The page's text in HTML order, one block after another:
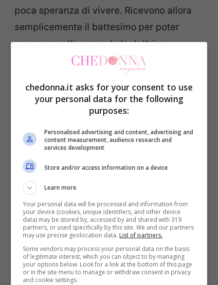
poca speranza di vivere. Ricevono allora
semplicemente il battesimo per poter
essere accolti, secondo la dottrina
cattolica, fra le anime del Paradiso. Molti
di quelli che riescono a riaversi, saranno
adottati da famiglie di tutti i paesi.
azioni, dall’amore di Cristo, dalla volontà di
della Chiesa. “Essere cattolica ha per me
un’importanza totale, assoluta – diceva –
Siamo a completa disposizione della
Chiesa. Professiamo un grande amore,
profondo e personale, per il Santo Padre.
Dobbiamo attestare la verità del Vangelo,
proclamando la parola di Dio senza timore,
chedonna.it asks for your consent to use
your personal data for the following
purposes:
Personalised advertising and content, advertising and
content measurement, audience research and
services development
Store and/or access information on a device
Learn more
Your personal data will be processed and information from
your device (cookies, unique identifiers, and other device
data) may be stored by, accessed by and shared with 319
partners, or used specifically by this site. We and our partners
may use precise geolocation data. List of partners.
Some vendors may process your personal data on the basis
of legitimate interest, which you can object to by managing
your options below. Look for a link at the bottom of this page
or in the site menu to manage or withdraw consent in privacy
and cookie settings.